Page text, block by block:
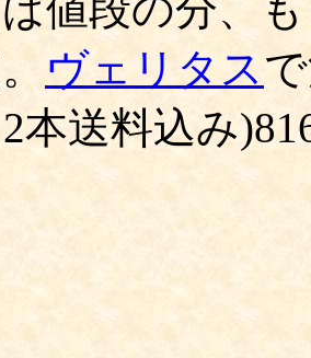
ヴェリタス
本送料込み